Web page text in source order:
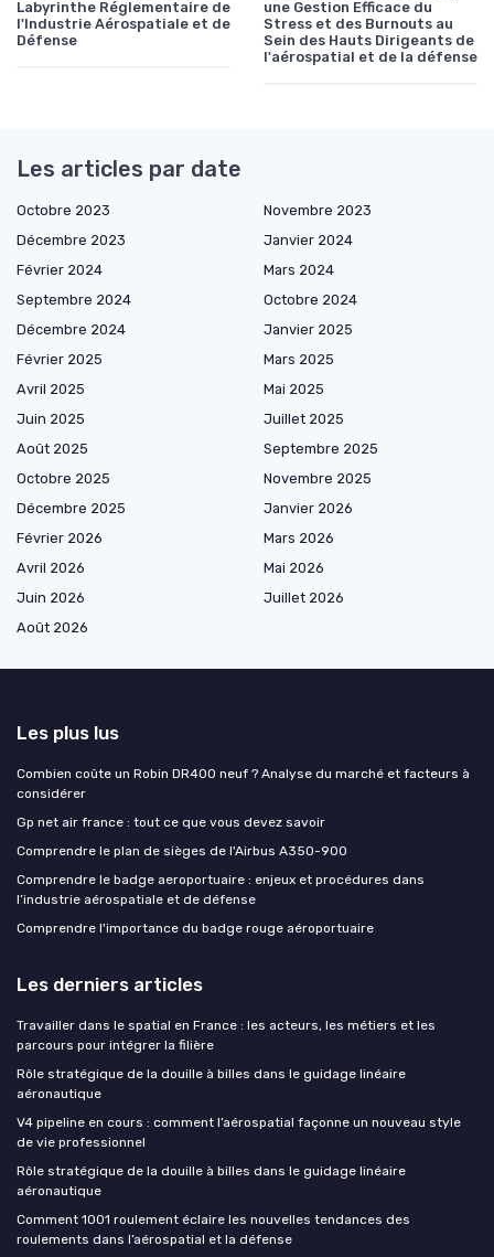
Labyrinthe Réglementaire de
l'Industrie Aérospatiale et de
Défense
une Gestion Efficace du
Stress et des Burnouts au
Sein des Hauts Dirigeants de
l'aérospatial et de la défense
Les articles par date
Octobre 2023
Novembre 2023
Décembre 2023
Janvier 2024
Février 2024
Mars 2024
Septembre 2024
Octobre 2024
Décembre 2024
Janvier 2025
Février 2025
Mars 2025
Avril 2025
Mai 2025
Juin 2025
Juillet 2025
Août 2025
Septembre 2025
Octobre 2025
Novembre 2025
Décembre 2025
Janvier 2026
Février 2026
Mars 2026
Avril 2026
Mai 2026
Juin 2026
Juillet 2026
Août 2026
Les plus lus
Combien coûte un Robin DR400 neuf ? Analyse du marché et facteurs à
considérer
Gp net air france : tout ce que vous devez savoir
Comprendre le plan de sièges de l'Airbus A350-900
Comprendre le badge aeroportuaire : enjeux et procédures dans
l’industrie aérospatiale et de défense
Comprendre l'importance du badge rouge aéroportuaire
Les derniers articles
Travailler dans le spatial en France : les acteurs, les métiers et les
parcours pour intégrer la filière
Rôle stratégique de la douille à billes dans le guidage linéaire
aéronautique
V4 pipeline en cours : comment l’aérospatial façonne un nouveau style
de vie professionnel
Rôle stratégique de la douille à billes dans le guidage linéaire
aéronautique
Comment 1001 roulement éclaire les nouvelles tendances des
roulements dans l’aérospatial et la défense